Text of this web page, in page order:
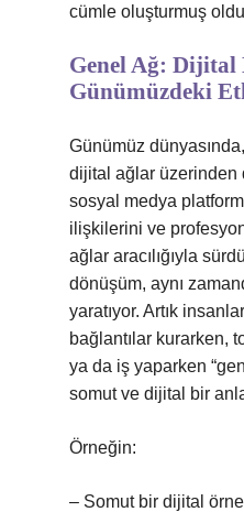
cümle oluşturmuş
Genel Ağ: Dijital
Günümüzdeki
Günümüz
dijital ağlar üzerinden
sosyal medya
ilişkilerini ve
ağlar aracılığıyla
dönüşüm, aynı
yaratıyor. Artık
bağlantılar kurarken,
ya da iş yaparken
somut ve dijital bir
Örneğin:
– Somut bir dijital